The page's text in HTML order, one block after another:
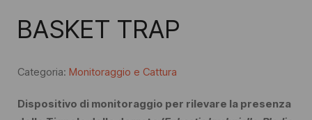
BASKET TRAP
Categoria: Monitoraggio e Cattura
Dispositivo di monitoraggio per rilevare la presenza